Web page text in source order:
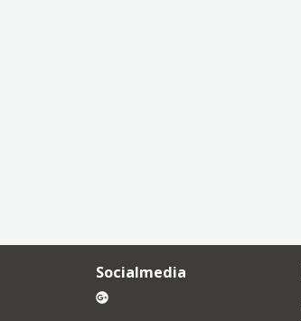
Socialmedia